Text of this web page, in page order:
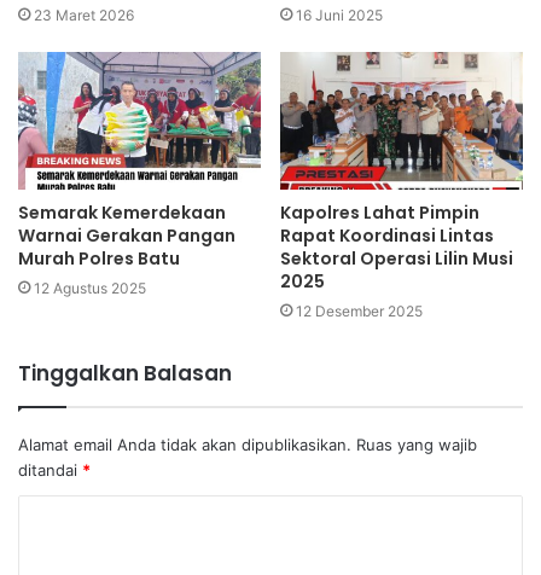
23 Maret 2026 16 Juni 2025
Semarak Kemerdekaan
Warnai Gerakan Pangan
Murah Polres Batu
12 Agustus 2025
Kapolres Lahat Pimpin
Rapat Koordinasi Lintas
Sektoral Operasi Lilin Musi
2025
12 Desember 2025
Tinggalkan Balasan
Alamat email Anda tidak akan dipublikasikan. Ruas yang wajib
ditandai *